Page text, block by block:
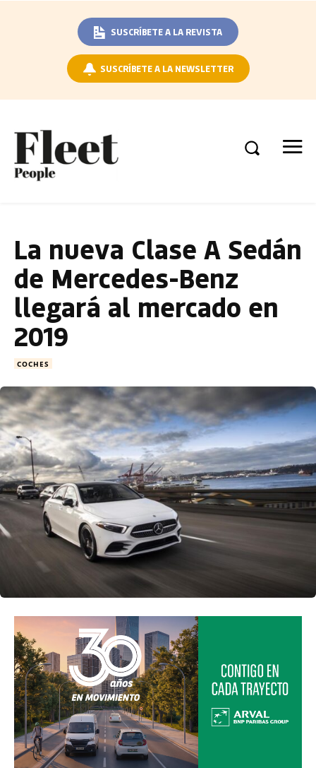
SUSCRÍBETE A LA REVISTA
SUSCRÍBETE A LA NEWSLETTER
La nueva Clase A Sedán
de Mercedes-Benz
llegará al mercado en
2019
COCHES